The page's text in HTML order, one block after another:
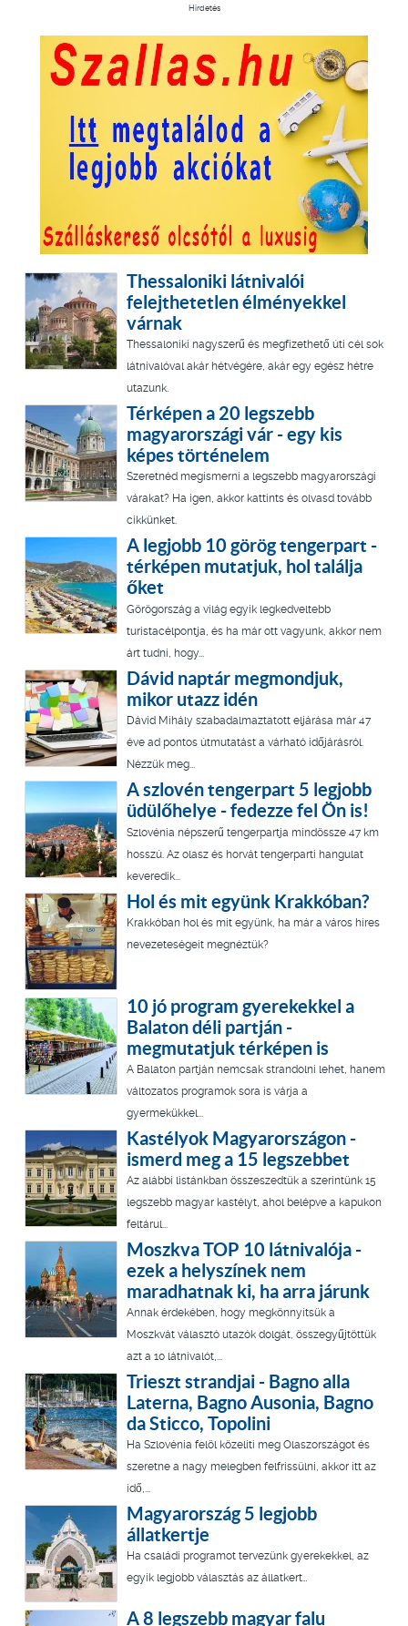
Hirdetés
Thessaloniki látnivalói
felejthetetlen élményekkel
várnak
Thessaloniki nagyszerű és megfizethető úti cél sok
látnivalóval akár hétvégére, akár egy egész hétre
utazunk.
Térképen a 20 legszebb
magyarországi vár - egy kis
képes történelem
Szeretnéd megismerni a legszebb magyarországi
várakat? Ha igen, akkor kattints és olvasd tovább
cikkünket.
A legjobb 10 görög tengerpart -
térképen mutatjuk, hol találja
őket
Görögország a világ egyik legkedveltebb
turistacélpontja, és ha már ott vagyunk, akkor nem
árt tudni, hogy...
Dávid naptár megmondjuk,
mikor utazz idén
Dávid Mihály szabadalmaztatott eljárása már 47
éve ad pontos útmutatást a várható időjárásról.
Nézzük meg...
A szlovén tengerpart 5 legjobb
üdülőhelye - fedezze fel Ön is!
Szlovénia népszerű tengerpartja mindössze 47 km
hosszú. Az olasz és horvát tengerparti hangulat
keveredik...
Hol és mit együnk Krakkóban?
Krakkóban hol és mit együnk, ha már a város híres
nevezeteségeit megnéztük?
10 jó program gyerekekkel a
Balaton déli partján -
megmutatjuk térképen is
A Balaton partján nemcsak strandolni lehet, hanem
változatos programok sora is várja a
gyermekükkel...
Kastélyok Magyarországon -
ismerd meg a 15 legszebbet
Az alábbi listánkban összeszedtük a szerintünk 15
legszebb magyar kastélyt, ahol belépve a kapukon
feltárul...
Moszkva TOP 10 látnivalója -
ezek a helyszínek nem
maradhatnak ki, ha arra járunk
Annak érdekében, hogy megkönnyítsük a
Moszkvát választó utazók dolgát, összegyűjtöttük
azt a 10 látnivalót,...
Trieszt strandjai - Bagno alla
Laterna, Bagno Ausonia, Bagno
da Sticco, Topolini
Ha Szlovénia felöl közelíti meg Olaszországot és
szeretne a nagy melegben felfrissülni, akkor itt az
idő,...
Magyarország 5 legjobb
állatkertje
Ha családi programot tervezünk gyerekekkel, az
egyik legjobb választás az állatkert…
A 8 legszebb magyar falu